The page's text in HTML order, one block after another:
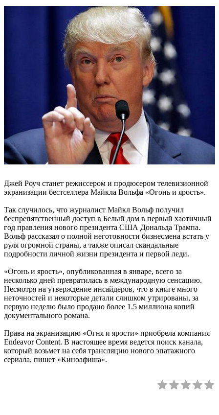
Джей Роуч станет режиссером и продюсером телевизионной
экранизации бестселлера Майкла Вольфа «Огонь и ярость».
Так случилось, что журналист Майкл Вольф получил
беспрепятственный доступ в Белый дом в первый хаотичный
год правления нового президента США Дональда Трампа.
Вольф рассказал о полной неготовности бизнесмена встать у
руля огромной страны, а также описал скандальные
подробности личной жизни президента и первой леди.
«Огонь и ярость», опубликованная в январе, всего за
несколько дней превратилась в международную сенсацию.
Несмотря на утверждение инсайдеров, что в книге много
неточностей и некоторые детали слишком утрированы, за
первую неделю было продано более 1.5 миллиона копий
документального романа.
Права на экранизацию «Огня и ярости» приобрела компания
Endeavor Content. В настоящее время ведется поиск канала,
который возьмет на себя трансляцию нового эпатажного
сериала, пишет «Киноафиша».